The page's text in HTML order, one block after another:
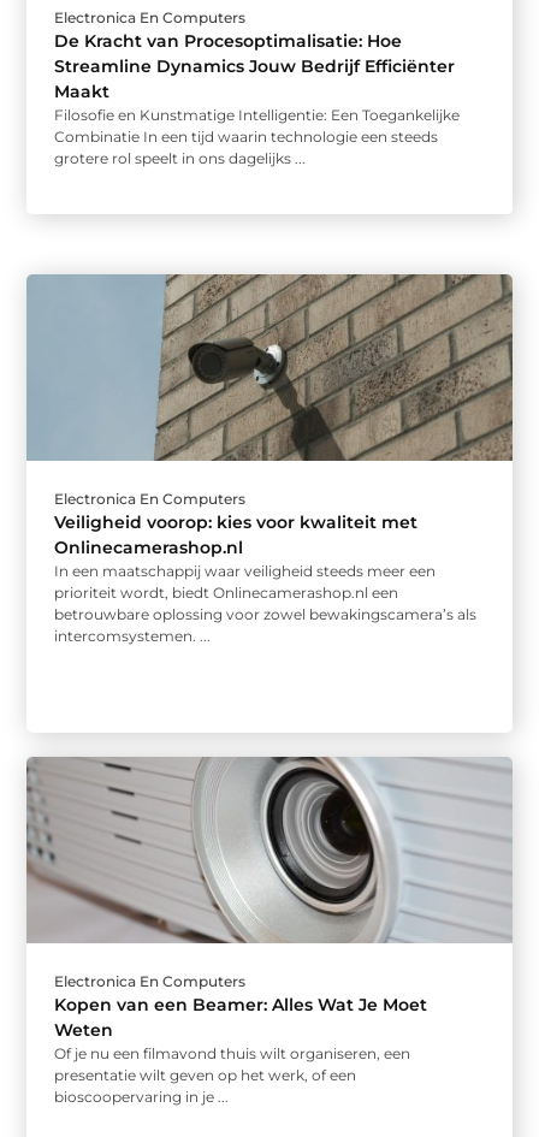
Electronica En Computers
De Kracht van Procesoptimalisatie: Hoe
Streamline Dynamics Jouw Bedrijf Efficiënter
Maakt
Filosofie en Kunstmatige Intelligentie: Een Toegankelijke
Combinatie In een tijd waarin technologie een steeds
grotere rol speelt in ons dagelijks ...
Electronica En Computers
Veiligheid voorop: kies voor kwaliteit met
Onlinecamerashop.nl
In een maatschappij waar veiligheid steeds meer een
prioriteit wordt, biedt Onlinecamerashop.nl een
betrouwbare oplossing voor zowel bewakingscamera’s als
intercomsystemen. ...
Electronica En Computers
Kopen van een Beamer: Alles Wat Je Moet
Weten
Of je nu een filmavond thuis wilt organiseren, een
presentatie wilt geven op het werk, of een
bioscoopervaring in je ...